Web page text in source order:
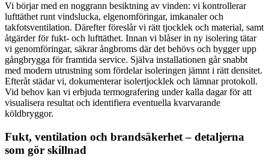
Vi börjar med en noggrann besiktning av vinden: vi kontrollerar
lufttäthet runt vindslucka, elgenomföringar, imkanaler och
takfotsventilation. Därefter föreslår vi rätt tjocklek och material, samt
åtgärder för fukt- och lufttäthet. Innan vi blåser in ny isolering tätar
vi genomföringar, säkrar ångbroms där det behövs och bygger upp
gångbrygga för framtida service. Själva installationen går snabbt
med modern utrustning som fördelar isoleringen jämnt i rätt densitet.
Efteråt städar vi, dokumenterar isolertjocklek och lämnar protokoll.
Vid behov kan vi erbjuda termografering under kalla dagar för att
visualisera resultat och identifiera eventuella kvarvarande
köldbryggor.
Fukt, ventilation och brandsäkerhet – detaljerna
som gör skillnad